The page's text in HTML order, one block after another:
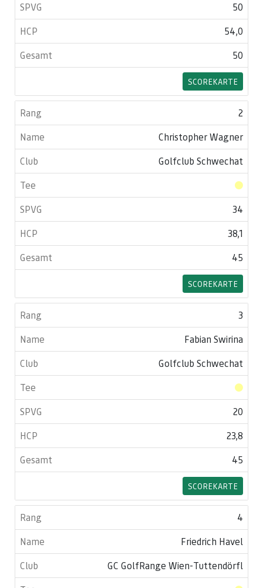
50
54,0
50
SCOREKARTE
2
Christopher Wagner
Golfclub Schwechat
34
38,1
45
SCOREKARTE
3
Fabian Swirina
Golfclub Schwechat
20
23,8
45
SCOREKARTE
4
Friedrich Havel
GC GolfRange Wien-Tuttendörfl